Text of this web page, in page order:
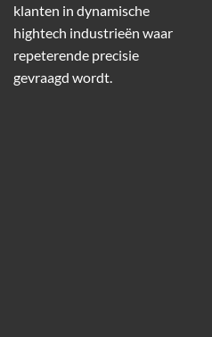
klanten in dynamische
hightech industrieën waar
repeterende precisie
gevraagd wordt.